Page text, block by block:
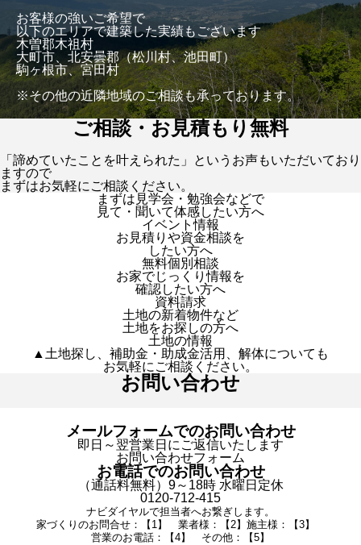
お客様の強いご希望で
以下のエリアで建築した実績もございます
木曽郡木祖村
大町市、北安曇郡（松川村、池田町）
駒ヶ根市、宮田村
※その他の近隣地域のご相談も承っております。
ご相談・お見積もり無料
「諦めていたことを叶えられた」というお声もいただいており
ますので
まずはお気軽にご相談ください。
まずは見学会・勉強会などで
見て・聞いて体感したい方へ
イベント情報
お見積りや資金相談を
したい方へ
無料個別相談
お家でじっくり情報を
確認したい方へ
資料請求
土地の新着物件など
土地をお探しの方へ
土地の情報
▲土地探し、補助金・助成金活用、解体についても
お気軽にご相談ください。
お問い合わせ
メールフォームでのお問い合わせ
即日～翌営業日にご返信いたします
お問い合わせフォーム
お電話でのお問い合わせ
（通話料無料）9～18時 水曜日定休
0120-712-415
ナビダイヤルで担当者へお繋ぎします。
家づくりのお問合せ：【1】 業者様：【2】施主様：【3】
営業のお電話：【4】 その他：【5】